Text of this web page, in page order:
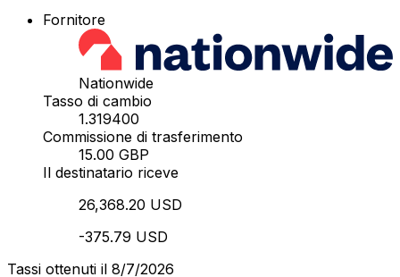
Fornitore
Nationwide
Tasso di cambio
1.319400
Commissione di trasferimento
15.00 GBP
Il destinatario riceve
26,368.20 USD
-375.79 USD
Tassi ottenuti il 8/7/2026